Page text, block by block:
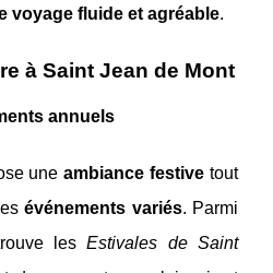
voyage fluide et agréable.
à Saint Jean de Mont
annuels
uneambiance festivetout
événements variés. Parmi
lesEstivales de Saint